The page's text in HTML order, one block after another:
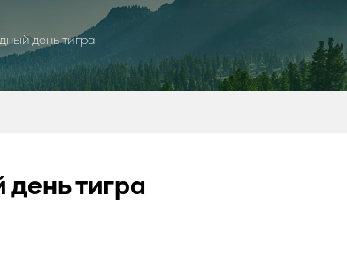
день тигра
тигра